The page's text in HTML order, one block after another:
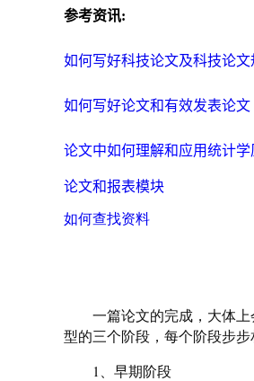
参考资讯:
如何写好科技论文及科技论文
如何写好论文和有效发表论文
论文中如何理解和应用统计学
论文和报表模块
如何查找资料
一篇论文的完成，大体上会
型的三个阶段，每个阶段步
1
、早期阶段